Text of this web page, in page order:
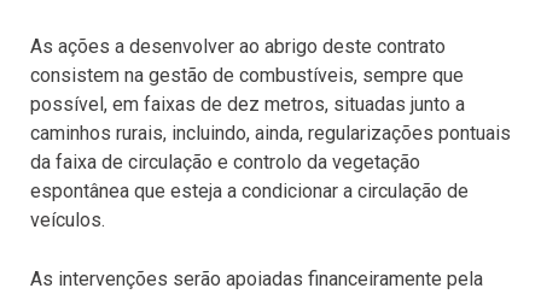
As ações a desenvolver ao abrigo deste contrato
consistem na gestão de combustíveis, sempre que
possível, em faixas de dez metros, situadas junto a
caminhos rurais, incluindo, ainda, regularizações pontuais
da faixa de circulação e controlo da vegetação
espontânea que esteja a condicionar a circulação de
veículos.
As intervenções serão apoiadas financeiramente pela